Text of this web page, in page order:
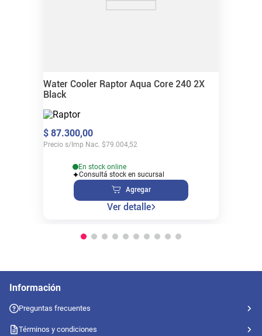
Water Cooler Raptor Aqua Core 240 2X
Black
$ 87.300,00
Precio s/Imp Nac. $79.004,52
En stock online
Consultá stock en sucursal
Agregar
Ver detalle
Información
Preguntas frecuentes
Términos y condiciones